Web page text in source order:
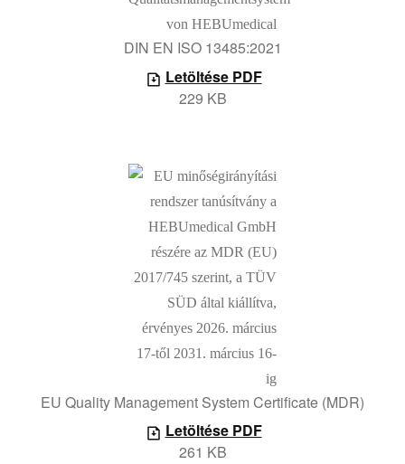
DIN EN ISO 13485:2021
Letöltése PDF
229 KB
EU Quality Management System Certificate (MDR)
Letöltése PDF
261 KB